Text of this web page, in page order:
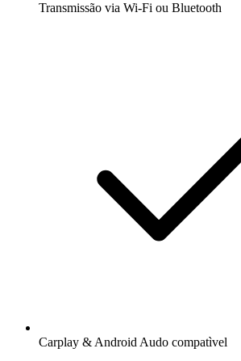
Transmissão via Wi-Fi ou Bluetooth
Carplay & Android Audo compatìvel